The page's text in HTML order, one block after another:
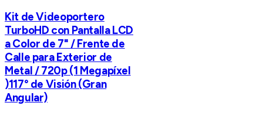
Kit de Videoportero
TurboHD con Pantalla LCD
a Color de 7" / Frente de
Calle para Exterior de
Metal / 720p (1 Megapíxel
)117° de Visión (Gran
Angular)